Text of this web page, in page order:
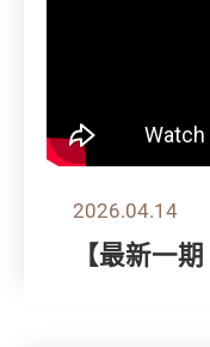
2026.04.14
【最新一